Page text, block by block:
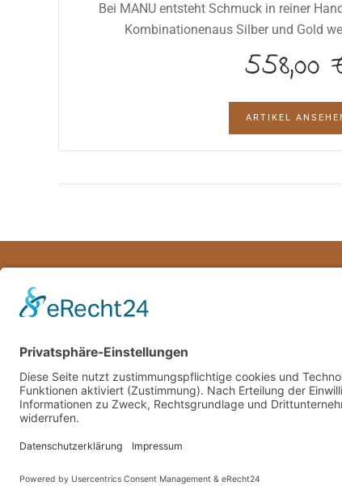
Bei MANU entsteht Schmuck in reiner
Kombinationenaus Silber und Gold
558,00
ARTIKEL
Kontakt
Datenschutz
Tel:
FEIN GEMACHT VON DERSCHÖNWERBEREI